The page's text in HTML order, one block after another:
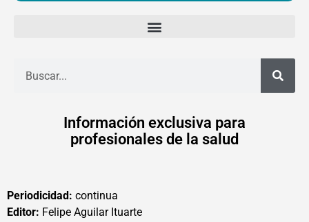
Información exclusiva para
profesionales de la salud
Periodicidad: continua
Editor: Felipe Aguilar Ituarte